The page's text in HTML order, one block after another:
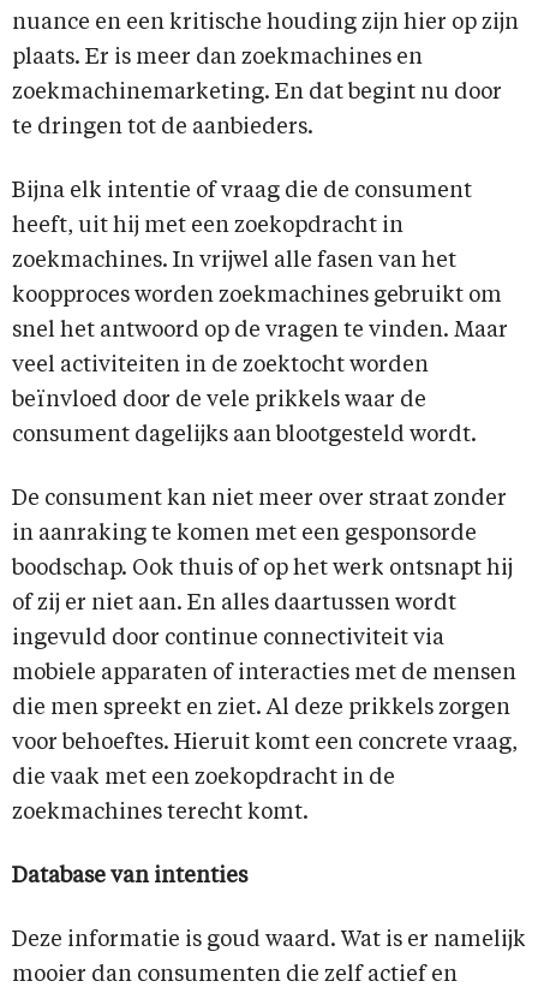
nuance en een kritische houding zijn hier op zijn
plaats. Er is meer dan zoekmachines en
zoekmachinemarketing. En dat begint nu door
te dringen tot de aanbieders.
Bijna elk intentie of vraag die de consument
heeft, uit hij met een zoekopdracht in
zoekmachines. In vrijwel alle fasen van het
koopproces worden zoekmachines gebruikt om
snel het antwoord op de vragen te vinden. Maar
veel activiteiten in de zoektocht worden
beïnvloed door de vele prikkels waar de
consument dagelijks aan blootgesteld wordt.
De consument kan niet meer over straat zonder
in aanraking te komen met een gesponsorde
boodschap. Ook thuis of op het werk ontsnapt hij
of zij er niet aan. En alles daartussen wordt
ingevuld door continue connectiviteit via
mobiele apparaten of interacties met de mensen
die men spreekt en ziet. Al deze prikkels zorgen
voor behoeftes. Hieruit komt een concrete vraag,
die vaak met een zoekopdracht in de
zoekmachines terecht komt.
Database van intenties
Deze informatie is goud waard. Wat is er namelijk
mooier dan consumenten die zelf actief en